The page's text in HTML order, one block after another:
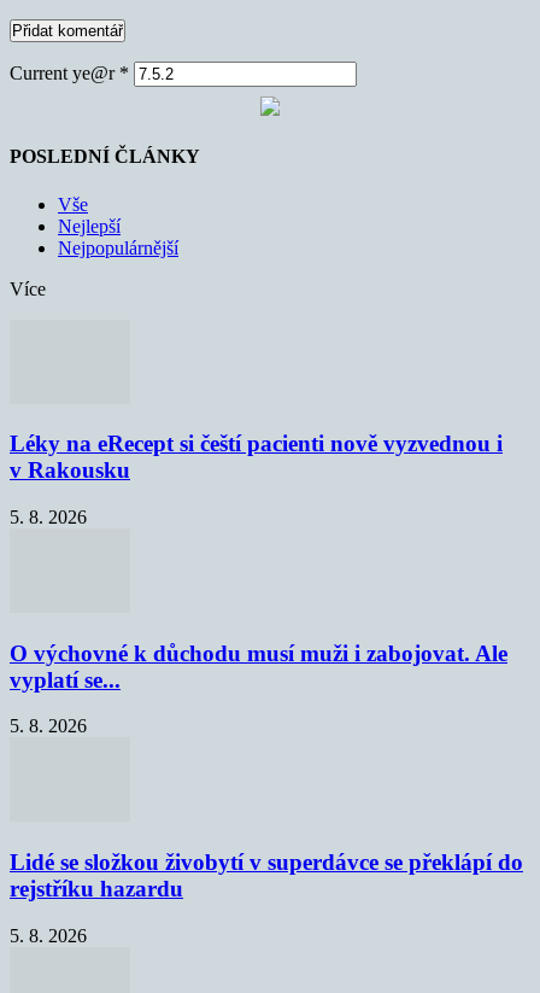
Current ye@r *
POSLEDNÍ ČLÁNKY
Vše
Nejlepší
Nejpopulárnější
Více
Léky na eRecept si čeští pacienti nově vyzvednou i
v Rakousku
5. 8. 2026
O výchovné k důchodu musí muži i zabojovat. Ale
vyplatí se...
5. 8. 2026
Lidé se složkou živobytí v superdávce se překlápí do
rejstříku hazardu
5. 8. 2026